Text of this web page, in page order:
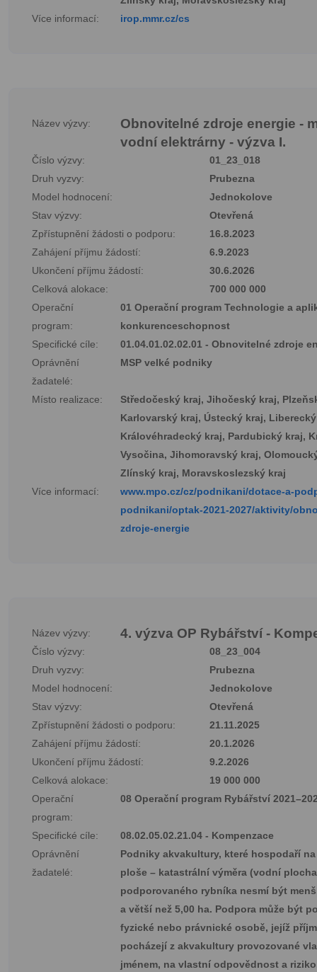
Více informací:
irop.mmr.cz/cs
Název výzvy:
Obnovitelné zdroje energie -
vodní elektrárny - výzva I.
Číslo výzvy:
01_23_018
Druh vyzvy:
Prubezna
Model hodnocení:
Jednokolove
Stav výzvy:
Otevřená
Zpřístupnění žádosti o podporu:
16.8.2023
Zahájení příjmu žádostí:
6.9.2023
Ukončení příjmu žádostí:
30.6.2026
Celková alokace:
700 000 000
Operační
program:
01 Operační program Technologie a
konkurenceschopnost
Specifické cíle:
01.04.01.02.02.01 - Obnovitelné zdroje
Oprávnění
žadatelé:
MSP velké podniky
Místo realizace:
Středočeský kraj, Jihočeský kraj,
Karlovarský kraj, Ústecký kraj,
Královéhradecký kraj, Pardubický kraj,
Vysočina, Jihomoravský kraj,
Zlínský kraj, Moravskoslezský kraj
Více informací:
www.mpo.cz/cz/podnikani/dotace-a-
podnikani/optak-2021-2027/aktivity/
zdroje-energie
Název výzvy: 4. výzva OP Rybářství -
Číslo výzvy:
08_23_004
Druh vyzvy:
Prubezna
Model hodnocení:
Jednokolove
Stav výzvy:
Otevřená
Zpřístupnění žádosti o podporu:
21.11.2025
Zahájení příjmu žádostí:
20.1.2026
Ukončení příjmu žádostí:
9.2.2026
Celková alokace:
19 000 000
Operační
program:
08 Operační program Rybářství
Specifické cíle:
08.02.05.02.21.04 - Kompenzace
Oprávnění
žadatelé:
Podniky akvakultury, které hospodaří
ploše – katastrální výměra (vodní
podporovaného rybníka nesmí být
a větší než 5,00 ha. Podpora může být
fyzické nebo právnické osobě, jejíž
pocházejí z akvakultury provozované
jménem, na vlastní odpovědnost a